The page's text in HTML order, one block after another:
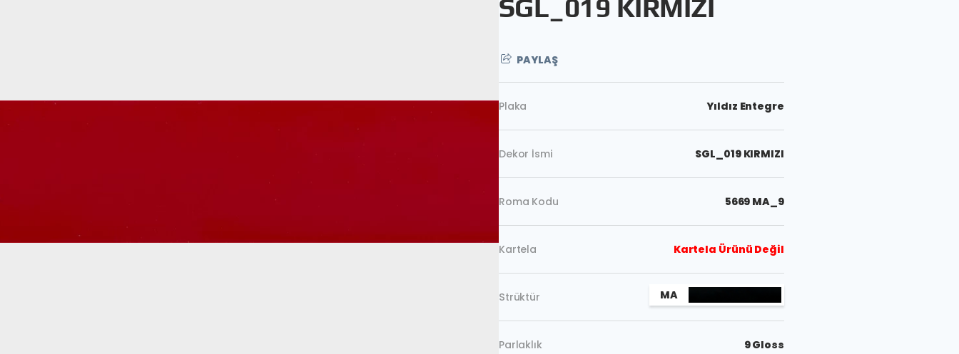
SGL_019 KIRMIZI
PAYLAŞ
Plaka Yıldız Entegre
Dekor İsmi SGL_019 KIRMIZI
Roma Kodu 5669 MA_9
Kartela Kartela Ürünü Değil
Strüktür MA
Parlaklık 9 Gloss